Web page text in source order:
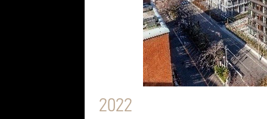
2022